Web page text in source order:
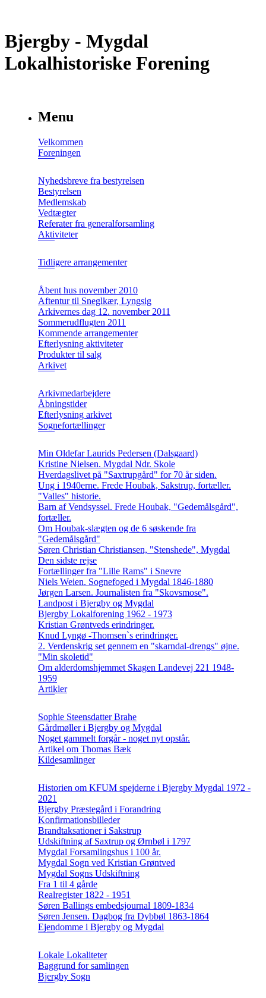
Bjergby - Mygdal
Lokalhistoriske Forening
Menu
Velkommen
Foreningen
Nyhedsbreve fra bestyrelsen
Bestyrelsen
Medlemskab
Vedtægter
Referater fra generalforsamling
Aktiviteter
Tidligere arrangementer
Åbent hus november 2010
Aftentur til Sneglkær, Lyngsig
Arkivernes dag 12. november 2011
Sommerudflugten 2011
Kommende arrangementer
Efterlysning aktiviteter
Produkter til salg
Arkivet
Arkivmedarbejdere
Åbningstider
Efterlysning arkivet
Sognefortællinger
Min Oldefar Laurids Pedersen (Dalsgaard)
Kristine Nielsen. Mygdal Ndr. Skole
Hverdagslivet på "Saxtrupgård" for 70 år siden.
Ung i 1940erne. Frede Houbak, Sakstrup, fortæller.
"Valles" historie.
Barn af Vendsyssel. Frede Houbak, "Gedemålsgård",
fortæller.
Om Houbak-slægten og de 6 søskende fra
"Gedemålsgård"
Søren Christian Christiansen, "Stenshede", Mygdal
Den sidste rejse
Fortællinger fra "Lille Rams" i Snevre
Niels Weien. Sognefoged i Mygdal 1846-1880
Jørgen Larsen. Journalisten fra "Skovsmose".
Landpost i Bjergby og Mygdal
Bjergby Lokalforening 1962 - 1973
Kristian Grøntveds erindringer.
Knud Lyngø -Thomsen`s erindringer.
2. Verdenskrig set gennem en "skarndal-drengs" øjne.
"Min skoletid"
Om alderdomshjemmet Skagen Landevej 221 1948-
1959
Artikler
Sophie Steensdatter Brahe
Gårdmøller i Bjergby og Mygdal
Noget gammelt forgår - noget nyt opstår.
Artikel om Thomas Bæk
Kildesamlinger
Historien om KFUM spejderne i Bjergby Mygdal 1972 -
2021
Bjergby Præstegård i Forandring
Konfirmationsbilleder
Brandtaksationer i Sakstrup
Udskiftning af Saxtrup og Ørnbøl i 1797
Mygdal Forsamlingshus i 100 år.
Mygdal Sogn ved Kristian Grøntved
Mygdal Sogns Udskiftning
Fra 1 til 4 gårde
Realregister 1822 - 1951
Søren Ballings embedsjournal 1809-1834
Søren Jensen. Dagbog fra Dybbøl 1863-1864
Ejendomme i Bjergby og Mygdal
Lokale Lokaliteter
Baggrund for samlingen
Bjergby Sogn